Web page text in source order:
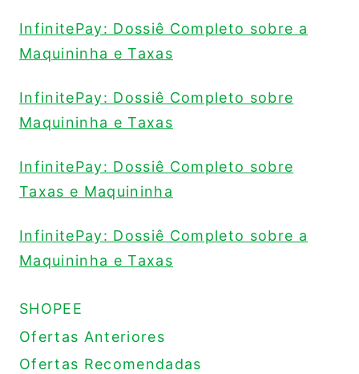
InfinitePay: Dossiê Completo sobre a
Maquininha e Taxas
InfinitePay: Dossiê Completo sobre
Maquininha e Taxas
InfinitePay: Dossiê Completo sobre
Taxas e Maquininha
InfinitePay: Dossiê Completo sobre a
Maquininha e Taxas
SHOPEE
Ofertas Anteriores
Ofertas Recomendadas